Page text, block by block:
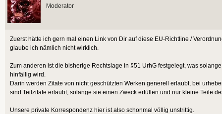
Moderator
Zuerst hätte ich gern mal einen Link von Dir auf diese EU-Richtline /
glaube ich nämlich nicht wirklich.
Zum anderen ist die bisherige Rechtslage in §51 UrhG festgelegt, was
hinfällig wird.
Darin werden Zitate von nicht geschützten Werken generell erlaubt, bei
sind Teilzitate erlaubt, solange sie einen Zweck erfüllen und nur kleine Teile
Unsere private Korrespondenz hier ist also schonmal völlig unstrittig.